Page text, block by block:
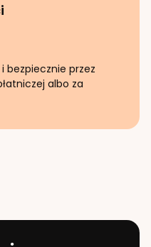
i bezpiecznie przez
albo za